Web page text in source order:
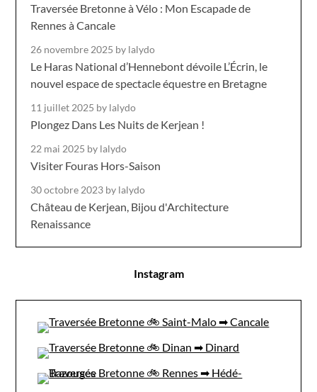
Traversée Bretonne à Vélo : Mon Escapade de
Rennes à Cancale
26 novembre 2025 by lalydo
Le Haras National d’Hennebont dévoile L’Écrin, le
nouvel espace de spectacle équestre en Bretagne
11 juillet 2025 by lalydo
Plongez Dans Les Nuits de Kerjean !
22 mai 2025 by lalydo
Visiter Fouras Hors-Saison
30 octobre 2023 by lalydo
Château de Kerjean, Bijou d'Architecture
Renaissance
Instagram